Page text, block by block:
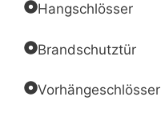
Hangschlösser
Brandschutztür
Vorhängeschlösser